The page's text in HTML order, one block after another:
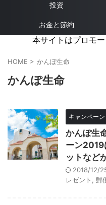
投資
お金と節約
本サイトはプロモ
HOME > かんぽ生命
かんぽ生命
キャンペーン
かんぽ生
ーン2019
ットなど
2018/12/
レゼント
郵